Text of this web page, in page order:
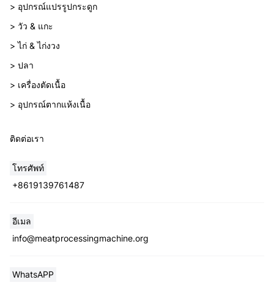
> อุปกรณ์แปรรูปกระดูก
> วัว & แกะ
> ไก่ & ไก่งวง
> ปลา
> เครื่องตัดเนื้อ
> อุปกรณ์ตากแห้งเนื้อ
ติดต่อเรา
โทรศัพท์
+8619139761487
อีเมล
info@meatprocessingmachine.org
WhatsAPP